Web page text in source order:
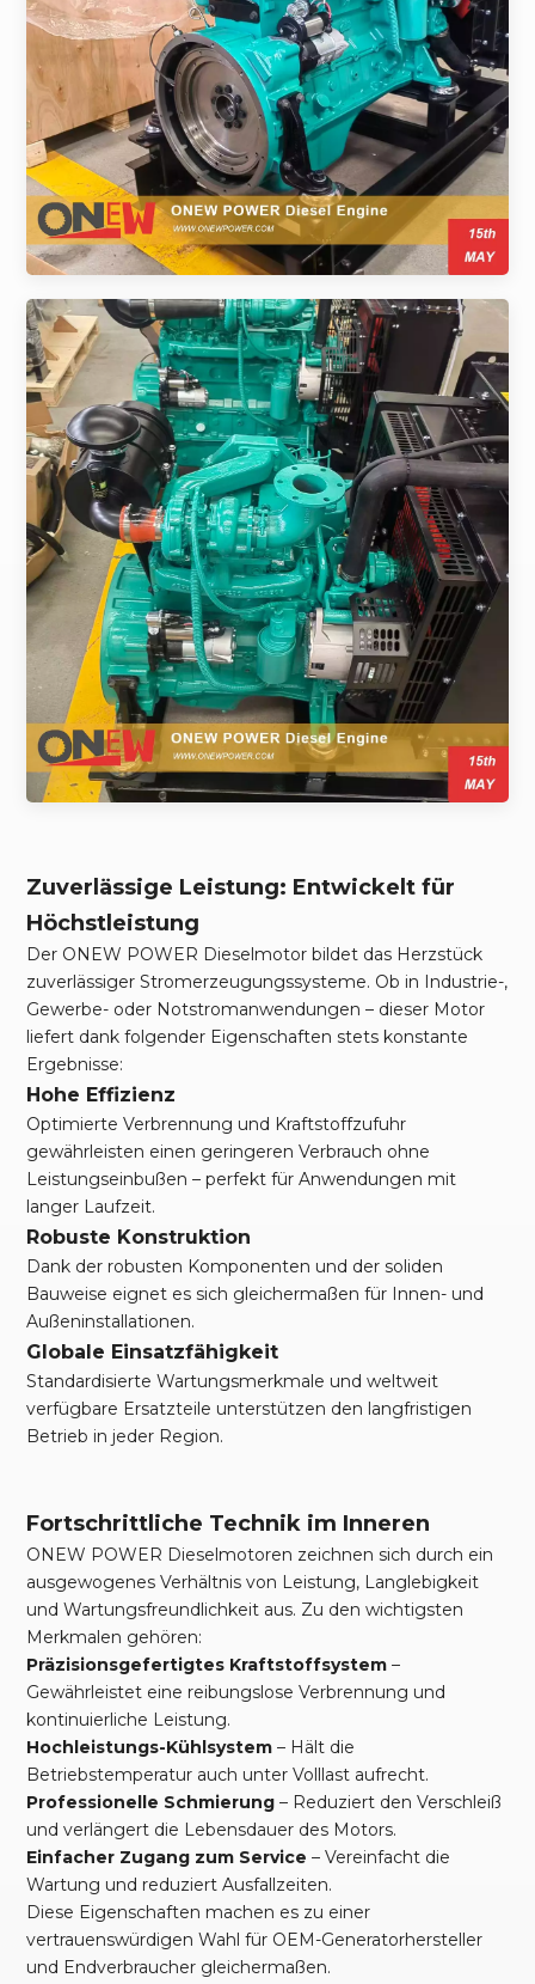
Zuverlässige Leistung: Entwickelt für
Höchstleistung
Der ONEW POWER Dieselmotor bildet das Herzstück
zuverlässiger Stromerzeugungssysteme. Ob in Industrie-,
Gewerbe- oder Notstromanwendungen – dieser Motor
liefert dank folgender Eigenschaften stets konstante
Ergebnisse:
Hohe Effizienz
Optimierte Verbrennung und Kraftstoffzufuhr
gewährleisten einen geringeren Verbrauch ohne
Leistungseinbußen – perfekt für Anwendungen mit
langer Laufzeit.
Robuste Konstruktion
Dank der robusten Komponenten und der soliden
Bauweise eignet es sich gleichermaßen für Innen- und
Außeninstallationen.
Globale Einsatzfähigkeit
Standardisierte Wartungsmerkmale und weltweit
verfügbare Ersatzteile unterstützen den langfristigen
Betrieb in jeder Region.
Fortschrittliche Technik im Inneren
ONEW POWER Dieselmotoren zeichnen sich durch ein
ausgewogenes Verhältnis von Leistung, Langlebigkeit
und Wartungsfreundlichkeit aus. Zu den wichtigsten
Merkmalen gehören:
Präzisionsgefertigtes Kraftstoffsystem–
Gewährleistet eine reibungslose Verbrennung und
kontinuierliche Leistung.
Hochleistungs-Kühlsystem– Hält die
Betriebstemperatur auch unter Volllast aufrecht.
Professionelle Schmierung– Reduziert den Verschleiß
und verlängert die Lebensdauer des Motors.
Einfacher Zugang zum Service – Vereinfacht die
Wartung und reduziert Ausfallzeiten.
Diese Eigenschaften machen es zu einer
vertrauenswürdigen Wahl für OEM-Generatorhersteller
und Endverbraucher gleichermaßen.